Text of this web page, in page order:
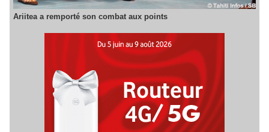
Ariitea a remporté son combat aux points